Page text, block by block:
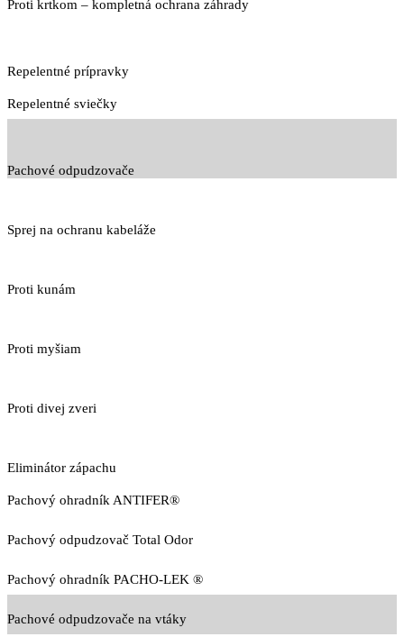
Proti krtkom – kompletná ochrana záhrady
Repelentné prípravky
Repelentné sviečky
Pachové odpudzovače
Sprej na ochranu kabeláže
Proti kunám
Proti myšiam
Proti divej zveri
Eliminátor zápachu
Pachový ohradník ANTIFER®
Pachový odpudzovač Total Odor
Pachový ohradník PACHO-LEK ®
Pachové odpudzovače na vtáky